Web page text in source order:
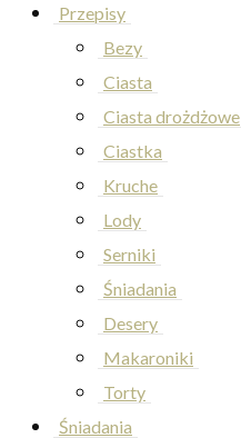
Przepisy
Bezy
Ciasta
Ciasta drożdżowe
Ciastka
Kruche
Lody
Serniki
Śniadania
Desery
Makaroniki
Torty
Śniadania